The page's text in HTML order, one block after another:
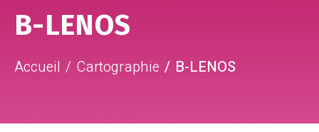
B-LENOS
Accueil Cartographie B-LENOS